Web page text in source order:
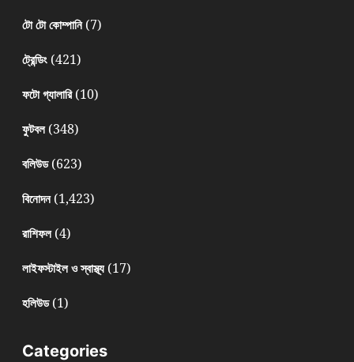
টো টো কোম্পানি(7)
ট্রেন্ডিং(421)
ফটো গ্যালারি(10)
ফুটবল(348)
বলিউড(623)
বিনোদন(1,423)
রাশিফল(4)
লাইফস্টাইল ও স্বাস্থ্য(17)
হলিউড(1)
Categories